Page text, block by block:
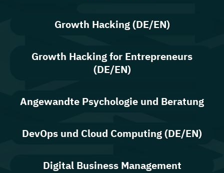
Growth Hacking (DE/EN)
Growth Hacking for Entrepreneurs
(DE/EN)
Angewandte Psychologie und Beratung
DevOps und Cloud Computing (DE/EN)
Digital Business Management